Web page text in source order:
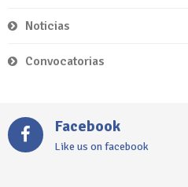
Noticias
Convocatorias
Facebook
Like us on facebook